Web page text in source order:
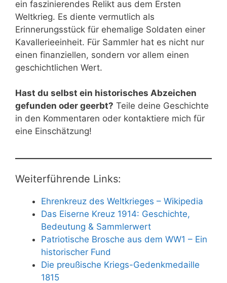
ein faszinierendes Relikt aus dem Ersten
Weltkrieg. Es diente vermutlich als
Erinnerungsstück für ehemalige Soldaten einer
Kavallerieeinheit. Für Sammler hat es nicht nur
einen finanziellen, sondern vor allem einen
geschichtlichen Wert.
Hast du selbst ein historisches Abzeichen
gefunden oder geerbt? Teile deine Geschichte
in den Kommentaren oder kontaktiere mich für
eine Einschätzung!
Weiterführende Links:
Ehrenkreuz des Weltkrieges – Wikipedia
Das Eiserne Kreuz 1914: Geschichte,
Bedeutung & Sammlerwert
Patriotische Brosche aus dem WW1 – Ein
historischer Fund
Die preußische Kriegs-Gedenkmedaille
1815